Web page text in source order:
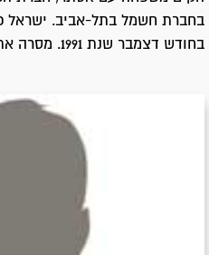
בחברת חשמל בתל-אביב. ישראל
בחודש דצמבר שנת 1991. מסרה את הפרטים: רעייתו, אסתר כהן.